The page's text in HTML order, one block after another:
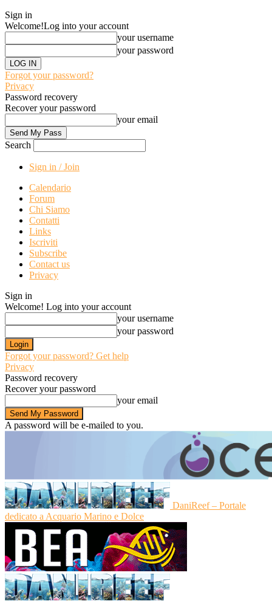
Sign in
Welcome!Log into your account
your username
your password
Forgot your password?
Privacy
Password recovery
Recover your password
your email
Search
Sign in / Join
Calendario
Forum
Chi Siamo
Contatti
Links
Iscriviti
Subscribe
Contact us
Privacy
Sign in
Welcome! Log into your account
your username
your password
Forgot your password? Get help
Privacy
Password recovery
Recover your password
your email
A password will be e-mailed to you.
DaniReef – Portale
dedicato a Acquario Marino e Dolce